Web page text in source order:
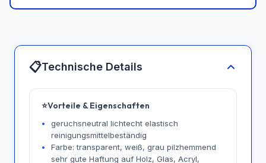
📋Technische Details
⭐Vorteile & Eigenschaften
geruchsneutral lichtecht elastisch
reinigungsmittelbeständig
Farbe: transparent, weiß, grau pilzhemmend
sehr gute Haftung auf Holz, Glas, Acryl,